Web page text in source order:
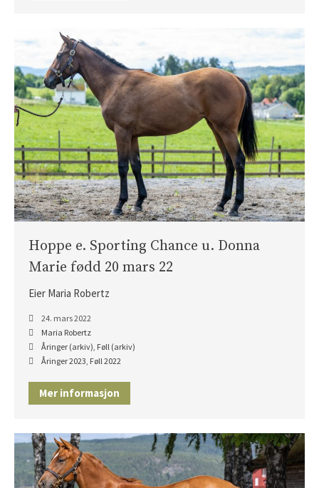
Hoppe e. Sporting Chance u. Donna
Marie fødd 20 mars 22
Eier Maria Robertz
24. mars 2022
Maria Robertz
Åringer (arkiv) Føll (arkiv)
Åringer 2023 Føll 2022
Mer informasjon